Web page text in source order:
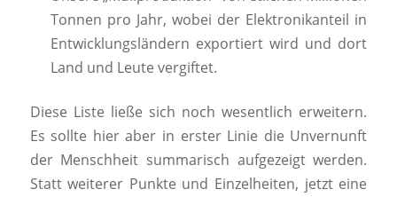
Tonnen pro Jahr, wobei der Elektronikanteil in
Entwicklungsländern exportiert wird und dort
Land und Leute vergiftet.
Diese Liste ließe sich noch wesentlich erweitern.
Es sollte hier aber in erster Linie die Unvernunft
der Menschheit summarisch aufgezeigt werden.
Statt weiterer Punkte und Einzelheiten, jetzt eine